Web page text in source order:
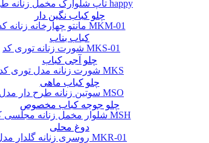
تاپ شلوارک مخمل زنانه طرح happy
مانتو چهارخانه زنانه کد MKM-01
شورت زنانه توری کد MKS-01
شورت زنانه مدل توری کد MKS
سوتین زنانه طرح دار مدل MSO
شلوار مخمل زنانه مجلسی کد MSH
روسری زنانه گلدار مدل MKR-01
چلو کباب نگین دار
کباب بناب
چلو آجی کباب
چلو کباب ماهی
چلو جوجه کباب مخصوص
دوغ محلی